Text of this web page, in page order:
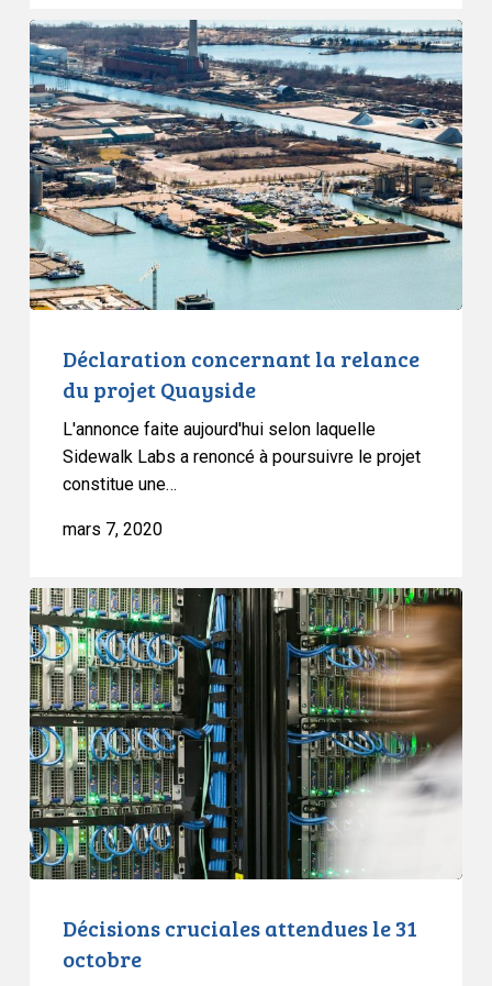
Déclaration
concernant
la
relance
du
projet
Quayside
Déclaration concernant la relance
du projet Quayside
L'annonce faite aujourd'hui selon laquelle
Sidewalk Labs a renoncé à poursuivre le projet
constitue une…
mars 7, 2020
Décisions
cruciales
attendues
le
31
octobre
Décisions cruciales attendues le 31
octobre